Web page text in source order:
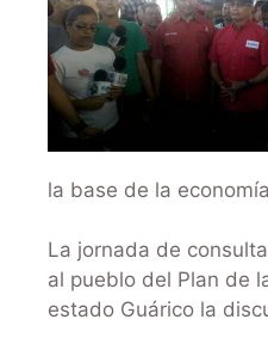
la base de la
La jornada de
al pueblo del Plan de
estado Guárico la